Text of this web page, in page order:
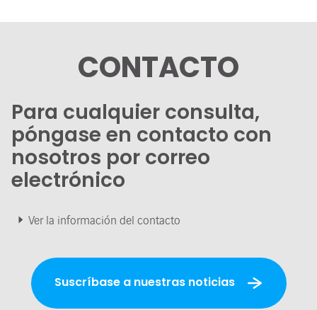
CONTACTO
Para cualquier consulta,
póngase en contacto con
nosotros por correo
electrónico
Ver la información del contacto
Suscríbase a nuestras noticias